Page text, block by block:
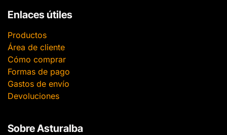
Enlaces útiles
Productos
Área de cliente
Cómo comprar
Formas de pago
Gastos de envío
Devoluciones
Sobre Asturalba